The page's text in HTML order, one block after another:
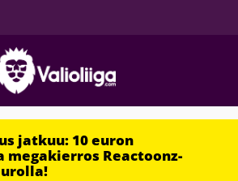
jatkuu: 10 euron
Reactoonz-